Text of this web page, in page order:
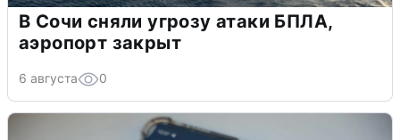
В Сочи сняли угрозу атаки БПЛА,
аэропорт закрыт
6 августа 0